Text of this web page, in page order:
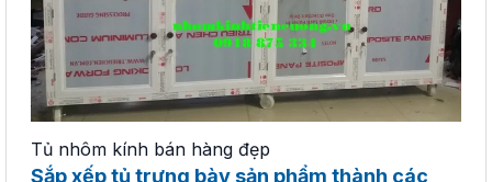
Tủ nhôm kính bán hàng đẹp
Sắp xếp tủ trưng bày sản phẩm thành các